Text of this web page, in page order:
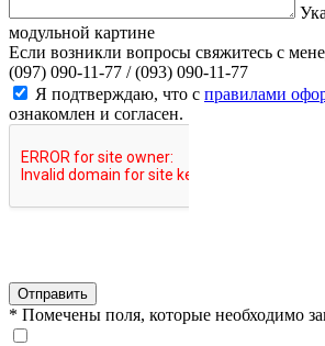
модульной картине
Если возникли вопросы свяжитесь с
(097) 090-11-77 /(093) 090-11-77
Я подтверждаю, что с правилами
ознакомлен и согласен.
Отправить
* Помечены поля, которые необходимо